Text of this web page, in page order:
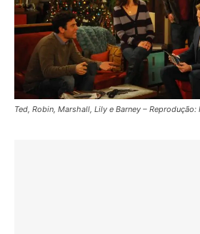
Ted, Robin, Marshall, Lily e Barney –